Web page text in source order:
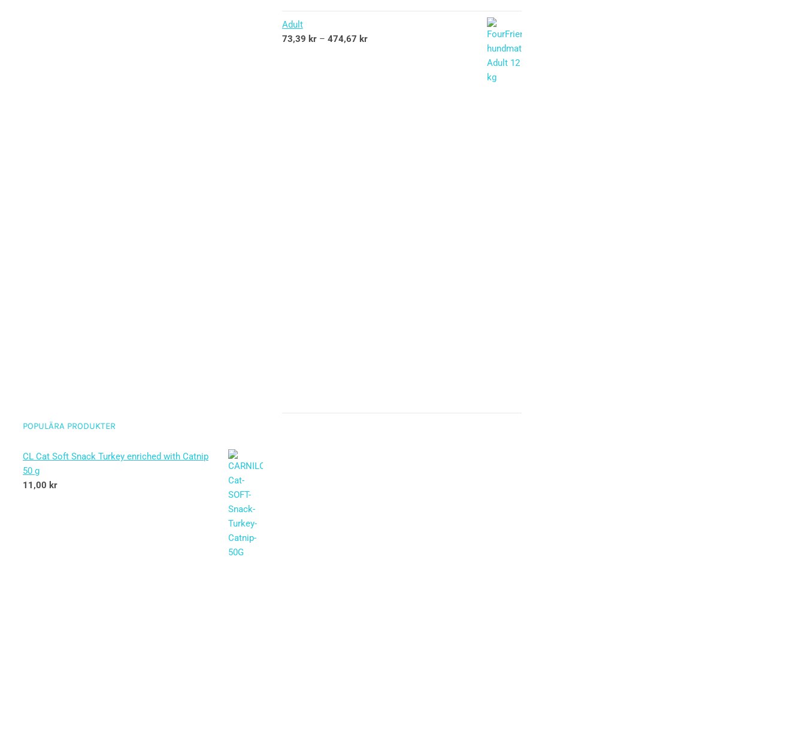
Adult
73,39 kr– 474,67 kr
POPULÄRA PRODUKTER
CL Cat Soft Snack Turkey enriched with Catnip
50 g
11,00 kr